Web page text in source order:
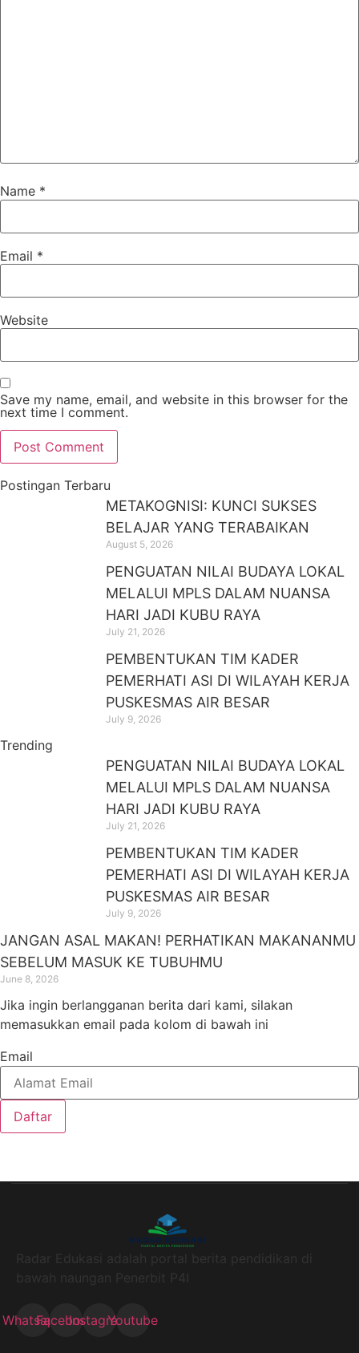
Name *
Email *
Website
Save my name, email, and website in this browser for the
next time I comment.
Postingan Terbaru
METAKOGNISI: KUNCI SUKSES
BELAJAR YANG TERABAIKAN
August 5, 2026
PENGUATAN NILAI BUDAYA LOKAL
MELALUI MPLS DALAM NUANSA
HARI JADI KUBU RAYA
July 21, 2026
PEMBENTUKAN TIM KADER
PEMERHATI ASI DI WILAYAH KERJA
PUSKESMAS AIR BESAR
July 9, 2026
Trending
PENGUATAN NILAI BUDAYA LOKAL
MELALUI MPLS DALAM NUANSA
HARI JADI KUBU RAYA
July 21, 2026
PEMBENTUKAN TIM KADER
PEMERHATI ASI DI WILAYAH KERJA
PUSKESMAS AIR BESAR
July 9, 2026
JANGAN ASAL MAKAN! PERHATIKAN MAKANANMU
SEBELUM MASUK KE TUBUHMU
June 8, 2026
Jika ingin berlangganan berita dari kami, silakan
memasukkan email pada kolom di bawah ini
Email
Daftar
Radar Edukasi adalah portal berita pendidikan di
bawah naungan Penerbit P4I
WhatsappFacebookInstagramYoutube